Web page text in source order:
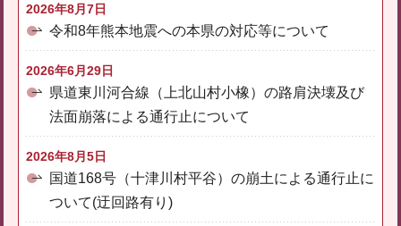
2026年8月7日
令和8年熊本地震への本県の対応等について
2026年6月29日
県道東川河合線（上北山村小橡）の路肩決壊及び
法面崩落による通行止について
2026年8月5日
国道168号（十津川村平谷）の崩土による通行止に
ついて(迂回路有り)